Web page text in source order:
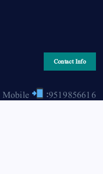
Contact Info
Mobile
:9519856616